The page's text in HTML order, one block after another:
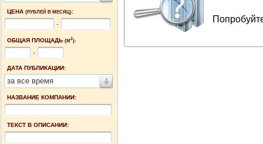
ЦЕНА (РУБЛЕЙ В МЕСЯЦ):
-
ОБЩАЯ ПЛОЩАДЬ (М2):
-
ДАТА ПУБЛИКАЦИИ:
за все время
НАЗВАНИЕ КОМПАНИИ:
ТЕКСТ В ОПИСАНИИ: